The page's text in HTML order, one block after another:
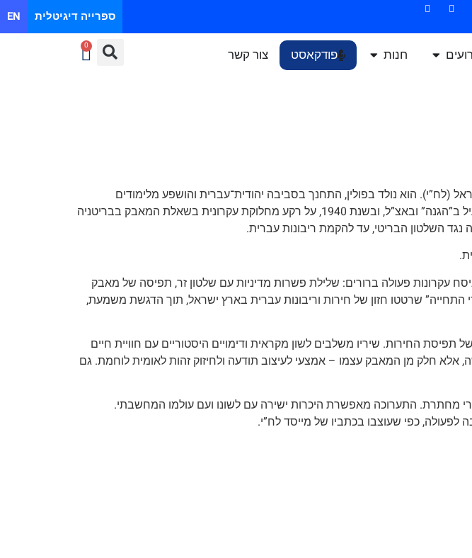
EN ספרייה דיגיטלית
חנות פודקאסט צור קשר
0
לוחמי חרות ישראל (לח”י). הוא נולד בפולין, התחנך בסביבה יהודית־עברית והושפע מלימודים
קלאסיים, מן הספרות האירופית ומן המקורות היהודיים. לאחר עלייתו לארץ ישראל היה פעיל ב”הגנה” ובאצ”ל, ובשנת 1940, על רקע מחלוקת עקרונית בשאלת המאבק בבריטניה
השלטון הבריטי, עד להקמת ריבונות עברית.
עקרונות פעולה ברורים: שלילת פשרות מדיניות עם שלטון זר, תפיסה של מאבק
התחייה” שרטטו חזון של חירות וריבונות עברית בארץ ישראל, תוך הדגשת משמעת,
החירות. שיריו משלבים לשון מקראית ודימויים היסטוריים עם חוויית חיים
חלק מן המאבק עצמו – אמצעי לעיצוב תודעה ולחיזוק זהות לאומית לוחמת. גם
מחתרת. התערוכה מאפשרת היכרות ישירה עם לשונו ועם עולמו המחשבתי.
כפי שעוצבו בכתביו של מייסד לח”י.